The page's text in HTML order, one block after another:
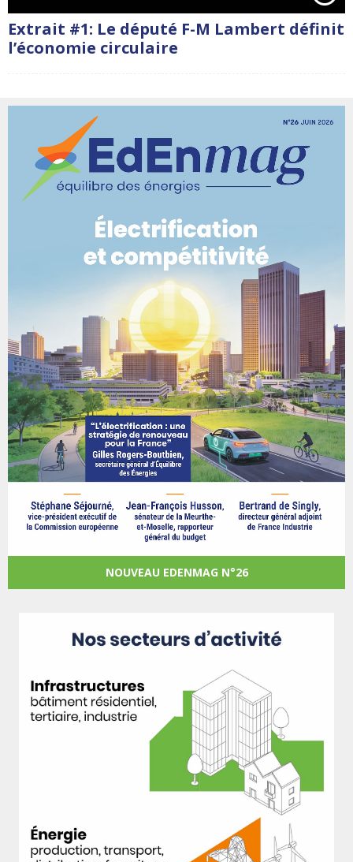
Extrait #1: Le député F-M Lambert définit
l’économie circulaire
NOUVEAU EDENMAG N°26